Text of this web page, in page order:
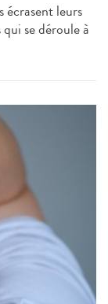
écrasent leurs
se déroule à